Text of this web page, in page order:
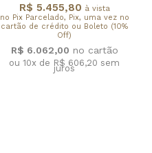
R$ 5.455,80 à vista
no Pix Parcelado, Pix, uma vez no
cartão de crédito ou Boleto (10%
Off)
R$ 6.062,00
ou 10x de R$ 606,20 sem
juros